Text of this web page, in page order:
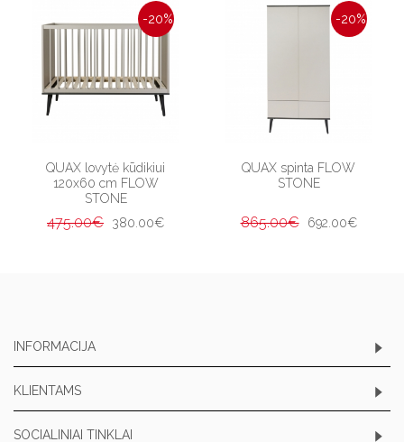
-20%
QUAX lovytė kūdikiui
120x60 cm FLOW
STONE
475.00€ 380.00€
-20%
QUAX spinta FLOW
STONE
865.00€ 692.00€
INFORMACIJA
KLIENTAMS
SOCIALINIAI TINKLAI